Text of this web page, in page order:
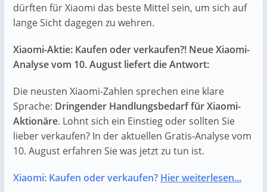
dürften für Xiaomi das beste Mittel sein, um sich auf
lange Sicht dagegen zu wehren.
Xiaomi-Aktie: Kaufen oder verkaufen?! Neue Xiaomi-
Analyse vom 10. August liefert die Antwort:
Die neusten Xiaomi-Zahlen sprechen eine klare
Sprache: Dringender Handlungsbedarf für Xiaomi-
Aktionäre. Lohnt sich ein Einstieg oder sollten Sie
lieber verkaufen? In der aktuellen Gratis-Analyse vom
10. August erfahren Sie was jetzt zu tun ist.
Xiaomi: Kaufen oder verkaufen? Hier weiterlesen...